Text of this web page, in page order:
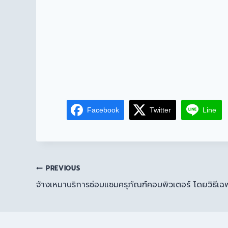
Facebook Twitter Line
PREVIOUS
จ้างเหมาบริการซ่อมแซมครุภัณฑ์คอมพิวเตอร์ โดยวิธีเฉพ